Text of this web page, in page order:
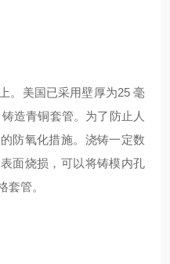
。美国已采用壁厚为25 毫
造青铜套管。为了防止人
防氧化措施。浇铸一定数
面烧损，可以将铸模内孔
套管。